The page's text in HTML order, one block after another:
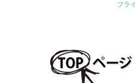
フラ